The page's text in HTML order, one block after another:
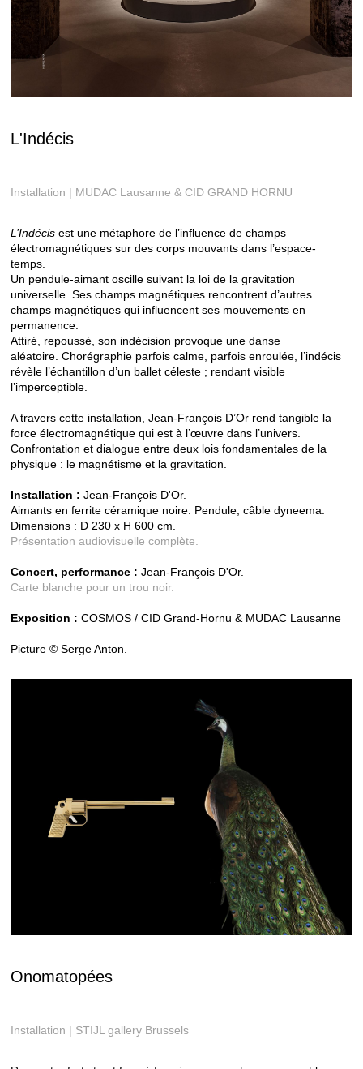
L'Indécis
Installation | MUDAC Lausanne & CID GRAND HORNU
L’Indécis est une métaphore de l’influence de champs
électromagnétiques sur des corps mouvants dans l’espace-
temps.
Un pendule-aimant oscille suivant la loi de la gravitation
universelle. Ses champs magnétiques rencontrent d’autres
champs magnétiques qui influencent ses mouvements en
permanence.
Attiré, repoussé, son indécision provoque une danse
aléatoire. Chorégraphie parfois calme, parfois enroulée, l’indécis
révèle l’échantillon d’un ballet céleste ; rendant visible
l’imperceptible.
A travers cette installation, Jean-François D’Or rend tangible la
force électromagnétique qui est à l’œuvre dans l’univers.
Confrontation et dialogue entre deux lois fondamentales de la
physique : le magnétisme et la gravitation.
Installation : Jean-François D'Or.
Aimants en ferrite céramique noire. Pendule, câble dyneema.
Dimensions : D 230 x H 600 cm.
Présentation audiovisuelle complète.
Concert, performance : Jean-François D'Or.
Carte blanche pour un trou noir.
Exposition : COSMOS / CID Grand-Hornu & MUDAC Lausanne
Picture © Serge Anton.
Onomatopées
Installation | STIJL gallery Brussels